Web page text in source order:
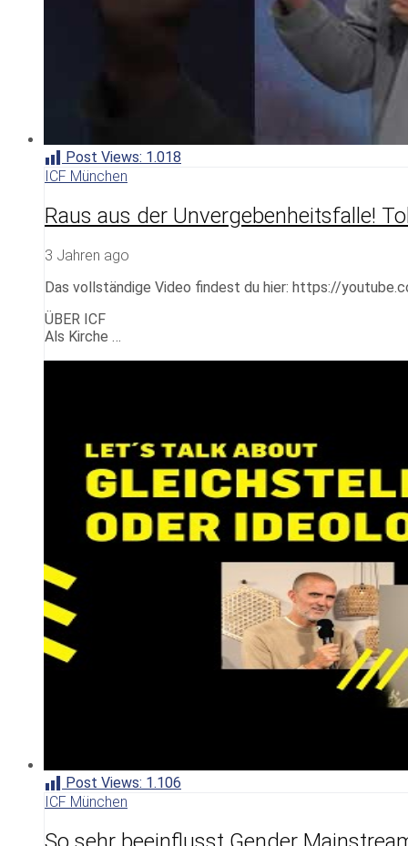
Post Views: 1.018
ICF München
Raus aus der Unvergebenheitsfalle!
3 Jahren ago
Das vollständige Video findest du hier: https://
ÜBER ICF
Als Kirche …
Post Views: 1.106
ICF München